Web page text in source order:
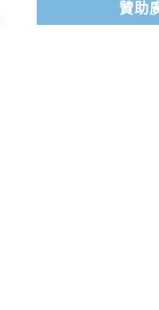
贊助